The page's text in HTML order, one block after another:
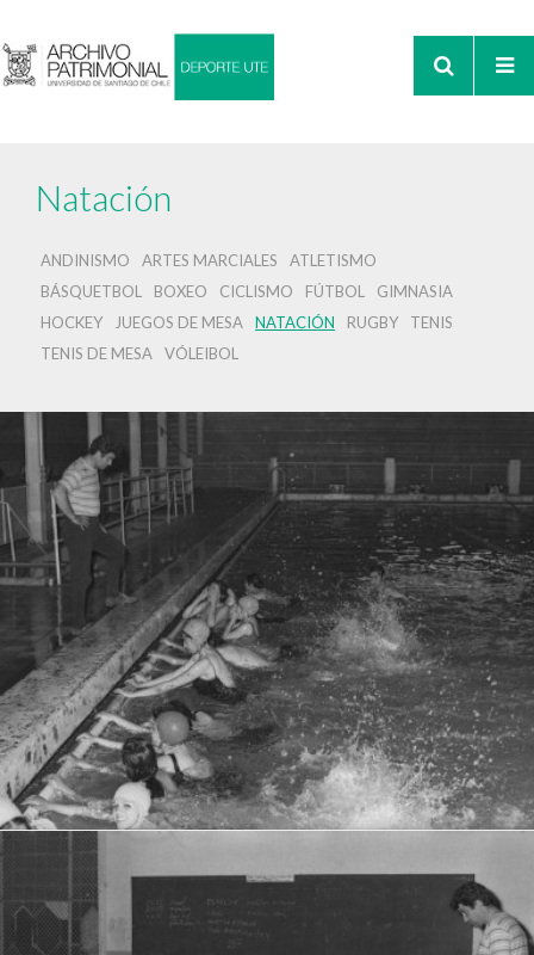
Natación
ANDINISMO ARTES MARCIALES
ATLETISMO
BÁSQUETBOL
BOXEO CICLISMO FÚTBOL
GIMNASIA
HOCKEY
JUEGOS DE MESA NATACIÓN RUGBY
TENIS
TENIS DE MESA
VÓLEIBOL